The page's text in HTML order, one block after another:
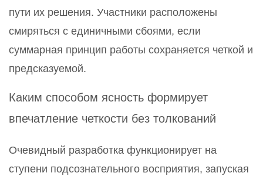
пути их решения. Участники расположены
смиряться с единичными сбоями, если
суммарная принцип работы сохраняется четкой и
предсказуемой.
Каким способом ясность формирует
впечатление четкости без толкований
Очевидный разработка функционирует на
ступени подсознательного восприятия, запуская